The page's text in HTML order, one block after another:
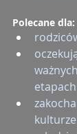
Polecane dla:
kulturze